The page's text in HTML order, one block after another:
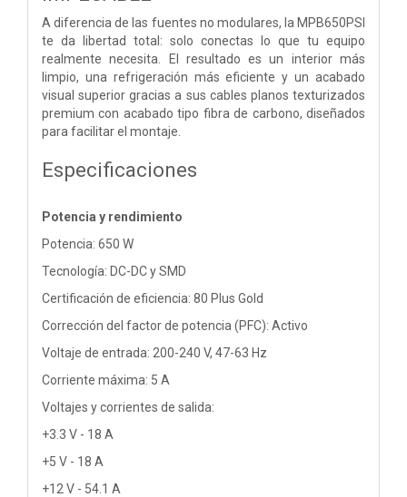
A diferencia de las fuentes no modulares, la MPB650PSI
te da libertad total: solo conectas lo que tu equipo
realmente necesita. El resultado es un interior más
limpio, una refrigeración más eficiente y un acabado
visual superior gracias a sus cables planos texturizados
premium con acabado tipo fibra de carbono, diseñados
para facilitar el montaje.
Especificaciones
Potencia y rendimiento
Potencia: 650 W
Tecnología: DC-DC y SMD
Certificación de eficiencia: 80 Plus Gold
Corrección del factor de potencia (PFC): Activo
Voltaje de entrada: 200-240 V, 47-63 Hz
Corriente máxima: 5 A
Voltajes y corrientes de salida:
+3.3 V - 18 A
+5 V - 18 A
+12 V - 54.1 A